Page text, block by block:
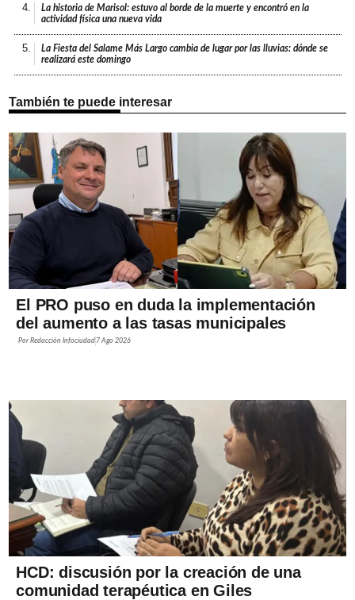
4.
La historia de Marisol: estuvo al borde de la muerte y encontró en la
actividad física una nueva vida
5.
La Fiesta del Salame Más Largo cambia de lugar por las lluvias: dónde se
realizará este domingo
También te puede interesar
El PRO puso en duda la implementación
del aumento a las tasas municipales
PorRedacción Infociudad 7 Ago 2026
HCD: discusión por la creación de una
comunidad terapéutica en Giles